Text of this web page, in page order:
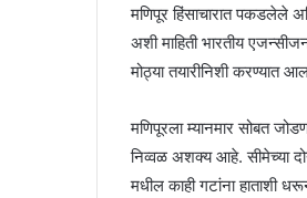
मणिपूर हिंसाचारात पकडलेले
अशी माहिती भारतीय
मोठ्या तयारीनिशी करण्यात
मणिपूरला म्यानमार सोबत
निव्वळ अशक्य आहे. सीमेच्या
मधील काही गटांना हाताशी